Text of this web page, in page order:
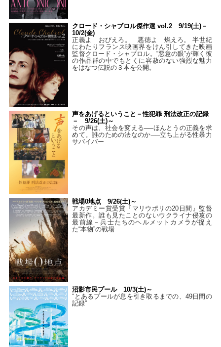
クロード・シャブロル傑作選 vol.2 9/19(土)－
10/2(金)
正義よ おびえろ。 悪徳よ 燃えろ。 半世紀
にわたりフランス映画界をけん引してきた映画
監督クロード・シャブロル。“悪意の眼”が輝く彼
の作品群の中でもとくに容赦のない強烈な魅力
をはなつ伝説の３本を公開。
声をあげるということ－性犯罪 刑法改正の記録
－ 9/26(土)～
その声は、社会を変える──ほんとうの正義を求
めて。誰のための法なのか──立ち上がる性暴力
サバイバー
戦場0地点 9/26(土)～
アカデミー賞受賞『マリウポリの20日間』監督
最新作。誰も見たことのないウクライナ侵攻の
最前線－兵士たちのヘルメットカメラが捉え
た“本物”の戦場
沼影市民プール 10/3(土)～
“とあるプールが息を引き取るまでの、49日間の
記録”